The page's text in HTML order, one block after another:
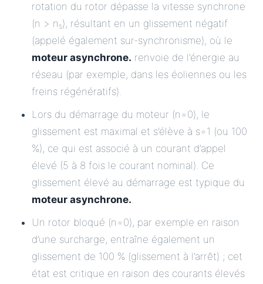
rotation du rotor dépasse la vitesse synchrone
(n > n s), résultant en un glissement négatif
(appelé également sur-synchronisme), où le
moteur asynchrone. renvoie de l’énergie au
réseau (par exemple, dans les éoliennes ou les
freins régénératifs).
Lors du démarrage du moteur (n=0), le
glissement est maximal et s’élève à s=1 (ou 100
%), ce qui est associé à un courant d’appel
élevé (5 à 8 fois le courant nominal). Ce
glissement élevé au démarrage est typique du
moteur asynchrone..
Un rotor bloqué (n=0), par exemple en raison
d’une surcharge, entraîne également un
glissement de 100 % (glissement à l’arrêt) ; cet
état est critique en raison des courants élevés